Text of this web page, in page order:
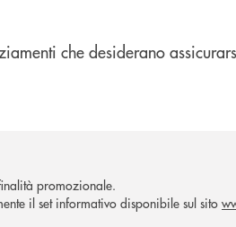
che desiderano
promozionale.
il set informativo disponibile sul sito